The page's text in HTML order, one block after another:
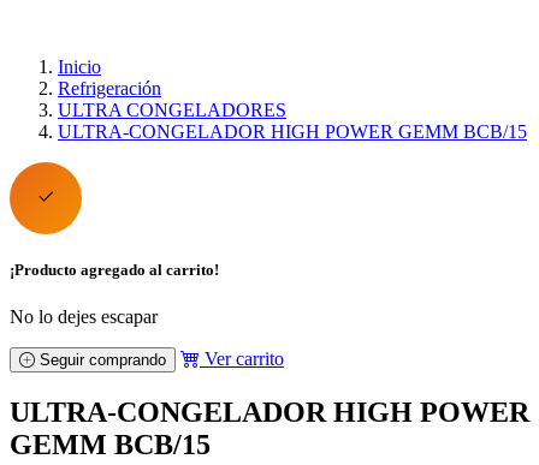
Inicio
Refrigeración
ULTRA CONGELADORES
ULTRA-CONGELADOR HIGH POWER GEMM BCB/15
¡Producto agregado al carrito!
No lo dejes escapar
Seguir comprando Ver carrito
ULTRA-CONGELADOR HIGH POWER
GEMM BCB/15